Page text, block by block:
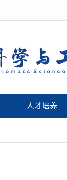
人才培养